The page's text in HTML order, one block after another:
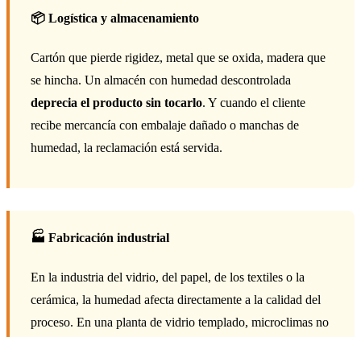
📦 Logística y almacenamiento
Cartón que pierde rigidez, metal que se oxida, madera que
se hincha. Un almacén con humedad descontrolada
deprecia el producto sin tocarlo. Y cuando el cliente
recibe mercancía con embalaje dañado o manchas de
humedad, la reclamación está servida.
🏭 Fabricación industrial
En la industria del vidrio, del papel, de los textiles o la
cerámica, la humedad afecta directamente a la calidad del
proceso. En una planta de vidrio templado, microclimas no